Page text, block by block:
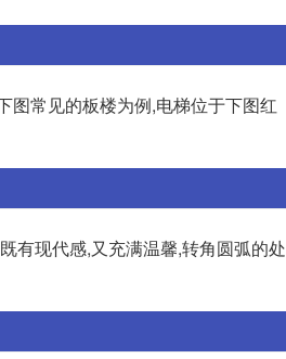
图常见的板楼为例,电梯位于下图红
有现代感,又充满温馨,转角圆弧的处